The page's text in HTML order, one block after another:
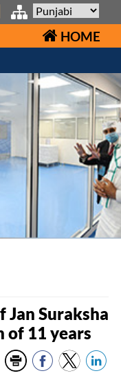
HOME
Suraksha
of 11 years